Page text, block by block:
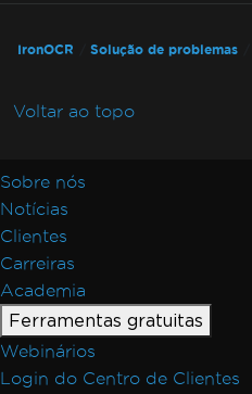
IronOCR Solução de problemas
Voltar ao topo
Sobre nós
Notícias
Clientes
Carreiras
Academia
Ferramentas gratuitas
Webinários
Login do Centro de Clientes